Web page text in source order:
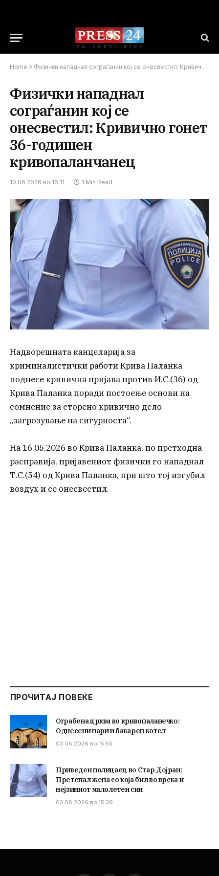
Home » Физички нападнал сограѓанин кој се онесвестил: Кривично гонет 36-годишен кривопаланчанец
Физички нападнал
сограѓанин кој се
онесвестил: Кривично гонет
36-годишен
кривопаланчанец
10.06.2026 во 16:11 1 Min Read
Надворешната канцеларија за
криминалистички работи Крива Паланка
поднесе кривична пријава против И.С.(36) од
Крива Паланка поради постоење основи на
сомнение за сторено кривично дело
„загрозување на сигурноста“.
На 16.05.2026 во Крива Паланка, по претходна
расправија, пријавениот физички го нападнал
Т.С.(54) од Крива Паланка, при што тој изгубил
воздух и се онесвестил.
ПРОЧИТАЈ ПОВЕЌЕ
Ограбена црква во кривопаланечко:
Однесени пари и бакарен котел
03.08.2026 во 15:55
Приведен полицаец во Стар Дојран:
Претепал жена со која бил во врска и
нејзиниот малолетен син
03.08.2026 во 15:39